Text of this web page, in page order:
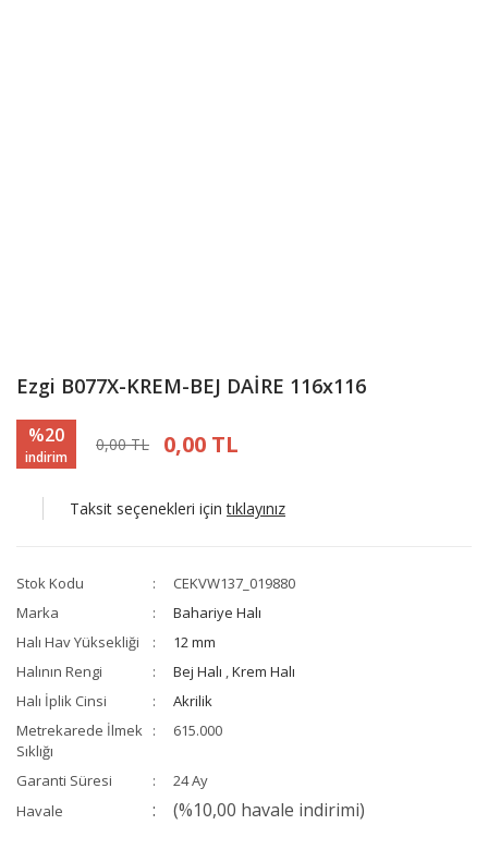
Ezgi B077X-KREM-BEJ DAİRE 116x116
%20
indirim
0,00 TL 0,00 TL
Taksit seçenekleri içintıklayınız
Stok Kodu
CEKVW137_019880
Marka
Bahariye Halı
Halı Hav Yüksekliği
12 mm
Halının Rengi
Bej Halı ,Krem Halı
Halı İplik Cinsi
Akrilik
Metrekarede İlmek
Sıklığı
615.000
Garanti Süresi
24 Ay
Havale
(%10,00 havale indirimi)